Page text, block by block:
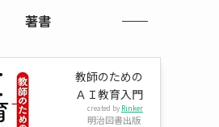
著書
教師のための
ＡＩ教育入門
created by Rinker
明治図書出版